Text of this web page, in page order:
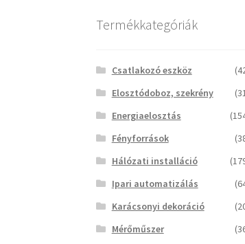
Termékkategóriák
Csatlakozó eszköz
Elosztódoboz, szekrény
Energiaelosztás
Fényforrások
Hálózati installáció
Ipari automatizálás
Karácsonyi dekoráció
Mérőműszer